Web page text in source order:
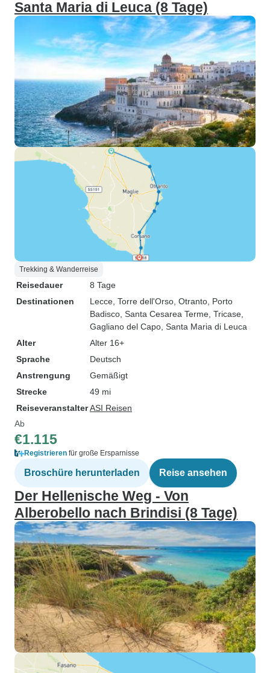
Santa Maria di Leuca (8 Tage)
Trekking & Wanderreise
Reisedauer
8 Tage
Destinationen
Lecce , Torre dell'Orso , Otranto , Porto
Badisco , Santa Cesarea Terme , Tricase
Gagliano del Capo , Santa Maria di Leuca
Alter
Alter 16+
Sprache
Deutsch
Anstrengung
Gemäßigt
Strecke
49 mi
ReiseveranstalterASI Reisen
Ab
€1.115
Registrieren für große Ersparnisse
Broschüre herunterladen Reise ansehen
Der Hellenische Weg - Von
Alberobello nach Brindisi (8 Tage)